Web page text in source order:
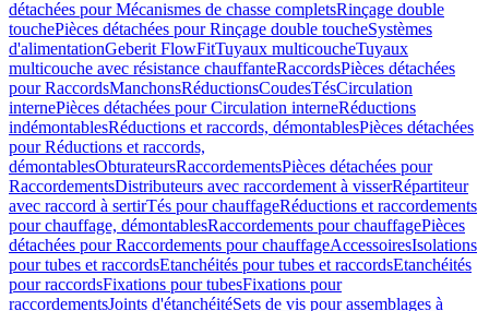
détachées pour Mécanismes de chasse completsRinçage double
touchePièces détachées pour Rinçage double toucheSystèmes
d'alimentationGeberit FlowFitTuyaux multicoucheTuyaux
multicouche avec résistance chauffanteRaccordsPièces détachées
pour RaccordsManchonsRéductionsCoudesTésCirculation
internePièces détachées pour Circulation interneRéductions
indémontablesRéductions et raccords, démontablesPièces détachées
pour Réductions et raccords,
démontablesObturateursRaccordementsPièces détachées pour
RaccordementsDistributeurs avec raccordement à visserRépartiteur
avec raccord à sertirTés pour chauffageRéductions et raccordements
pour chauffage, démontablesRaccordements pour chauffagePièces
détachées pour Raccordements pour chauffageAccessoiresIsolations
pour tubes et raccordsEtanchéités pour tubes et raccordsEtanchéités
pour raccordsFixations pour tubesFixations pour
raccordementsJoints d'étanchéitéSets de vis pour assemblages à